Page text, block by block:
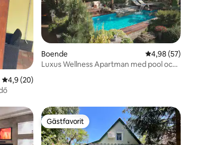
4,9 av 5 i genomsnittligt betyg, 20 omdömen
4,9 (20)
Boende 4,98 av 5 i
4,98 (57)
Luxus Wellness Apartman med pool och
Gästfavorit
Gästfavorit